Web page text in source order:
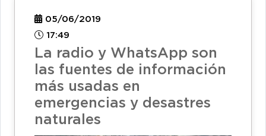
05/06/2019
17:49
La radio y WhatsApp son
las fuentes de información
más usadas en
emergencias y desastres
naturales